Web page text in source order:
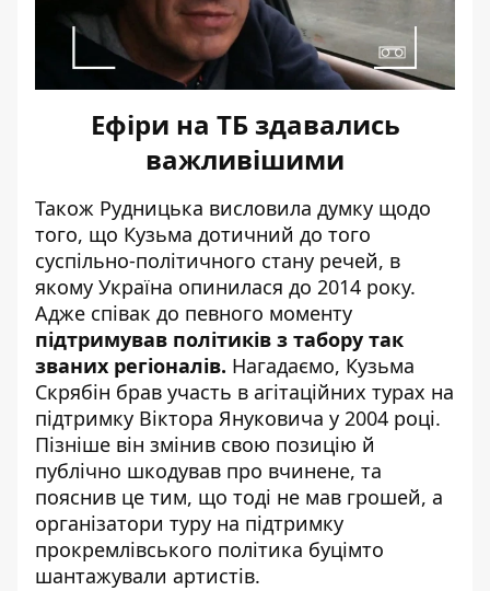
Ефіри на ТБ здавались
важливішими
Також Рудницька висловила думку щодо
того, що Кузьма дотичний до того
суспільно-політичного стану речей, в
якому Україна опинилася до 2014 року.
Адже співак до певного моменту
підтримував політиків з табору так
званих регіоналів. Нагадаємо, Кузьма
Скрябін брав участь в агітаційних турах на
підтримку Віктора Януковича у 2004 році.
Пізніше він змінив свою позицію й
публічно шкодував про вчинене, та
пояснив це тим, що тоді не мав грошей, а
організатори туру на підтримку
прокремлівського політика буцімто
шантажували артистів.